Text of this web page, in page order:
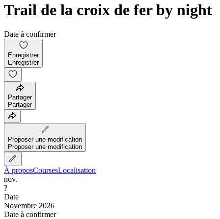
Trail de la croix de fer by night
Date à confirmer
Enregistrer
Enregistrer
Partager
Partager
Proposer une modification
Proposer une modification
À proposCoursesLocalisation
nov.
?
Date
Novembre 2026
Date à confirmer